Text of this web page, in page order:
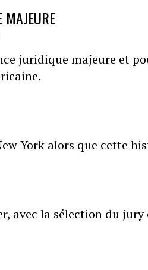
MAJEURE
juridique majeure et
York alors que cette
avec la sélection du